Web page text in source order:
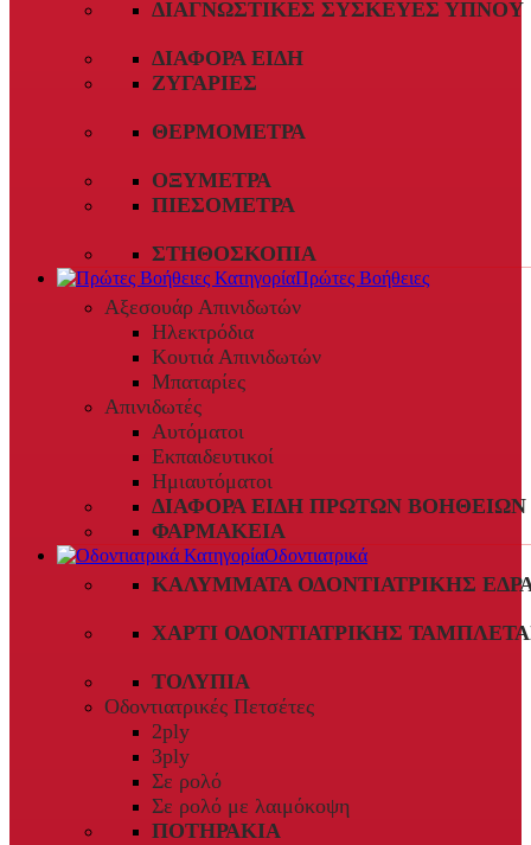
ΔΙΑΓΝΩΣΤΙΚΈΣ ΣΥΣΚΕΥΈΣ ΎΠΝΟΥ
ΔΙΆΦΟΡΑ ΕΊΔΗ
ΖΥΓΑΡΙΈΣ
ΘΕΡΜΌΜΕΤΡΑ
ΟΞΎΜΕΤΡΑ
ΠΙΕΣΌΜΕΤΡΑ
ΣΤΗΘΟΣΚΌΠΙΑ
Πρώτες Βοήθειες
Αξεσουάρ Απινιδωτών
Ηλεκτρόδια
Κουτιά Απινιδωτών
Μπαταρίες
Απινιδωτές
Αυτόματοι
Εκπαιδευτικοί
Ημιαυτόματοι
ΔΙΆΦΟΡΑ ΕΊΔΗ ΠΡΏΤΩΝ ΒΟΗΘΕΙΏΝ
ΦΑΡΜΑΚΕΊΑ
Οδοντιατρικά
ΚΑΛΎΜΜΑΤΑ ΟΔΟΝΤΙΑΤΡΙΚΉΣ
ΧΑΡΤΊ ΟΔΟΝΤΙΑΤΡΙΚΉΣ
ΤΟΛΎΠΙΑ
Οδοντιατρικές Πετσέτες
2ply
3ply
Σε ρολό
Σε ρολό με λαιμόκοψη
ΠΟΤΗΡΆΚΙΑ